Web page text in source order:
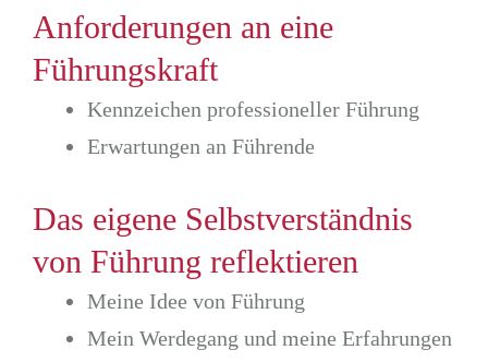
Anforderungen an eine
Führungskraft
Kennzeichen professioneller Führung
Erwartungen an Führende
Das eigene Selbstverständnis
von Führung reflektieren
Meine Idee von Führung
Mein Werdegang und meine Erfahrungen